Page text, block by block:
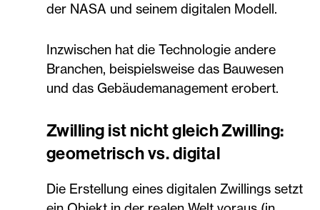
der NASA und seinem digitalen Modell.
Inzwischen hat die Technologie andere
Branchen, beispielsweise das Bauwesen
und das Gebäudemanagement erobert.
Zwilling ist nicht gleich Zwilling:
geometrisch vs. digital
Die Erstellung eines digitalen Zwillings setzt